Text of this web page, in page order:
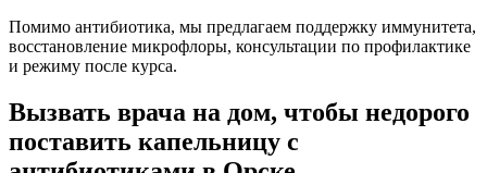
Помимо антибиотика, мы предлагаем поддержку иммунитета,
восстановление микрофлоры, консультации по профилактике
и режиму после курса.
Вызвать врача на дом, чтобы недорого
поставить капельницу с